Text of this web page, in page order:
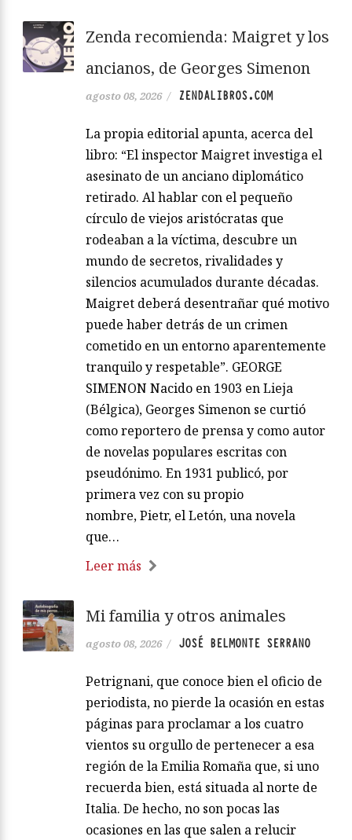
Zenda recomienda: Maigret y los
ancianos, de Georges Simenon
agosto 08, 2026 / ZENDALIBROS.COM
La propia editorial apunta, acerca del
libro: “El inspector Maigret investiga el
asesinato de un anciano diplomático
retirado. Al hablar con el pequeño
círculo de viejos aristócratas que
rodeaban a la víctima, descubre un
mundo de secretos, rivalidades y
silencios acumulados durante décadas.
Maigret deberá desentrañar qué motivo
puede haber detrás de un crimen
cometido en un entorno aparentemente
tranquilo y respetable”. GEORGE
SIMENON Nacido en 1903 en Lieja
(Bélgica), Georges Simenon se curtió
como reportero de prensa y como autor
de novelas populares escritas con
pseudónimo. En 1931 publicó, por
primera vez con su propio
nombre, Pietr, el Letón, una novela
que…
Leer más
Mi familia y otros animales
agosto 08, 2026 / JOSÉ BELMONTE SERRANO
Petrignani, que conoce bien el oficio de
periodista, no pierde la ocasión en estas
páginas para proclamar a los cuatro
vientos su orgullo de pertenecer a esa
región de la Emilia Romaña que, si uno
recuerda bien, está situada al norte de
Italia. De hecho, no son pocas las
ocasiones en las que salen a relucir